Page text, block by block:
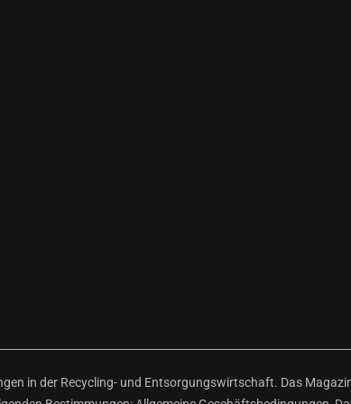
in der Recycling- und Entsorgungswirtschaft. Das